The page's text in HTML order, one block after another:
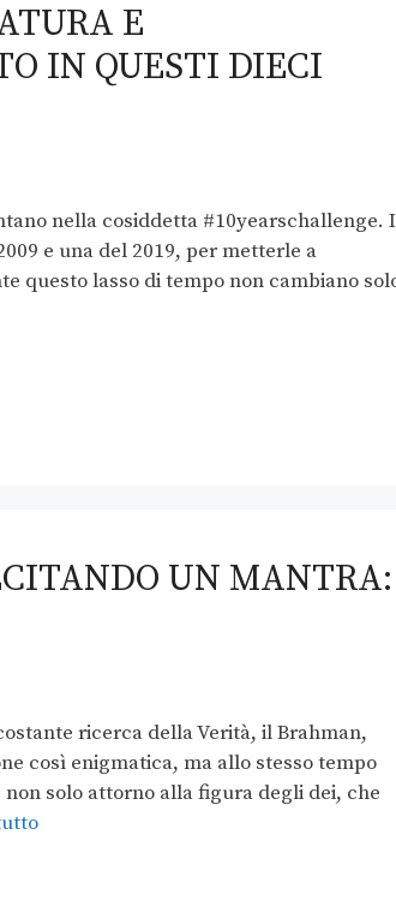
E
IN QUESTI DIECI
nella cosiddetta #10yearschallenge.
e una del 2019, per metterle a
questo lasso di tempo non cambiano
UN MANTRA:
ricerca della Verità, il Brahman,
così enigmatica, ma allo stesso tempo
solo attorno alla figura degli dei, che